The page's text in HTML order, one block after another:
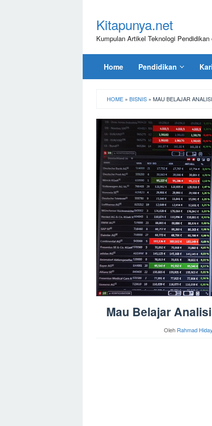
kontenKitapunya.net
Kumpulan Artikel Teknologi Pendidikan
Home Pendidikan
HOME » BISNIS » MAU BELAJAR
Mau Belajar
Oleh Rahmad